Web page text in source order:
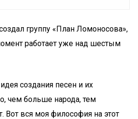
группу «План Ломоносова»,
работает уже над шестым
создания песен и их
чем больше народа, тем
Вот вся моя философия на этот